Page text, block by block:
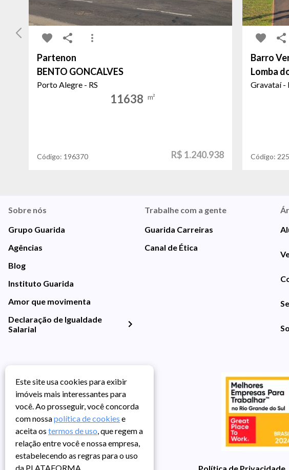
Partenon
BENTO GONCALVES
Porto Alegre - RS
11638 m²
Código: 196370 R$ 1.240.938
Barro
Lomba
Gravataí -
Código:
Sobre nós
Grupo Guarida
Agências
Blog
Instituto Guarida
Amor que movimenta
Declaração de Igualdade
Salarial
Trabalhe com a gente
Guarida Carreiras
Canal de Ética
Política de Privacidade
Este site usa cookies para exibir
imóveis mais interessantes para
você. Ao prosseguir, você concorda
com nossapolítica de cookies e
aceita os termos de uso, que regem a
relação entre você e nossa empresa,
estabelecendo as regras para o uso
da PLATAFORMA.